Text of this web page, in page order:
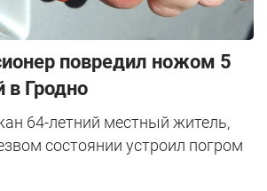
повредил ножом 5
в Гродно
64-летний местный житель,
состоянии устроил погром